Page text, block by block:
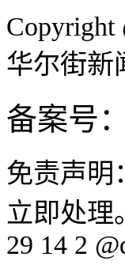
Copyright
华尔街新
备案号：
免责声明
立即处理
29 14 2